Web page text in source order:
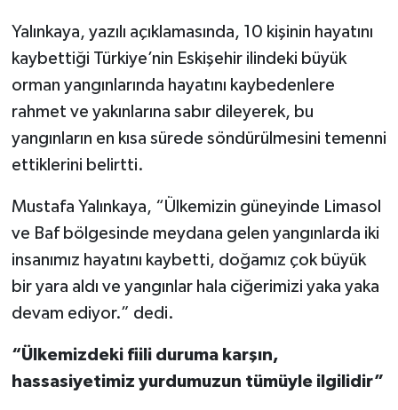
Yalınkaya, yazılı açıklamasında, 10 kişinin hayatını
kaybettiği Türkiye’nin Eskişehir ilindeki büyük
orman yangınlarında hayatını kaybedenlere
rahmet ve yakınlarına sabır dileyerek, bu
yangınların en kısa sürede söndürülmesini temenni
ettiklerini belirtti.
Mustafa Yalınkaya, “Ülkemizin güneyinde Limasol
ve Baf bölgesinde meydana gelen yangınlarda iki
insanımız hayatını kaybetti, doğamız çok büyük
bir yara aldı ve yangınlar hala ciğerimizi yaka yaka
devam ediyor.” dedi.
“Ülkemizdeki fiili duruma karşın,
hassasiyetimiz yurdumuzun tümüyle ilgilidir”